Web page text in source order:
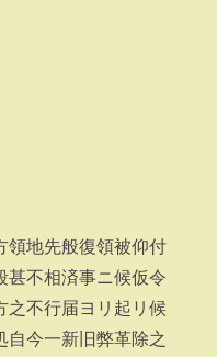
領地先般復領被仰付
甚不相済事ニ候仮令
之不行届ヨリ起リ候
自今一新旧弊革除之